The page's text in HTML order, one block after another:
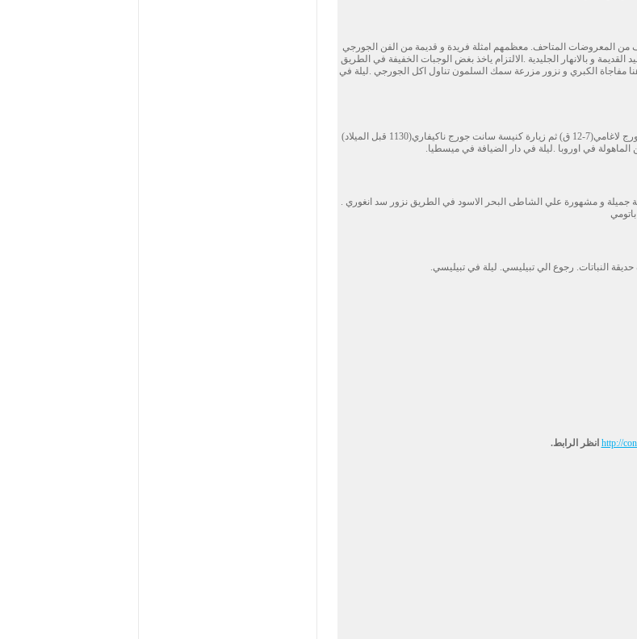
نقوم برحلة الي زوغديدي. زيارة قصر دادياني هناك يعرض 41 الف من المعروضات المتاحف. معظمهم امثلة فريدة و قديمة من الفن الجورجي
و بالانهار الجليدية .الالتزام ياخذ بغض الوجبات الخفيفة في الطريق
مفاجاة الكبري و نزور مزرعة سمك السلمون تناول اكل الجورجي .ليلة في
بعد الفطور نبدا جولة بالسياراة الجيب الي اوشغولي لزيارة كنيسة سانت جورج لاغامي(7-12 ق) ثم زيارة كنيسة سانت جورج ناكيفاري(1130 قبل الميلاد)
في اوروبا .ليلة في دار الضيافة في ميسطيا.
جميلة و مشهورة علي الشاطى البحر الاسود في الطريق نزور سد انغوري .
http:// انظر الرابط.